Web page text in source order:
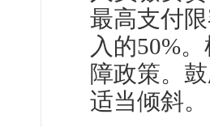
最高支付
入的50%
障政策。
适当倾斜。